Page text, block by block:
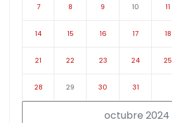
octubre 2024
7 8 9 10 11
14 15 16 17 18
21 22 23 24 25
28 29 30 31